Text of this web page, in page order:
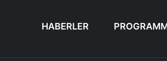
HABERLER